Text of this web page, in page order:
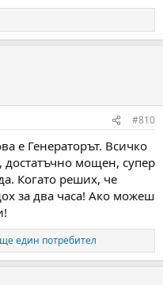
#810
е Генераторът. Всичко
мощен, супер
Когато реших, че
за два часа! Ако можеш
един потребител